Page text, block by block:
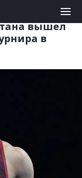
05.06.2026 11:30
вышел
в